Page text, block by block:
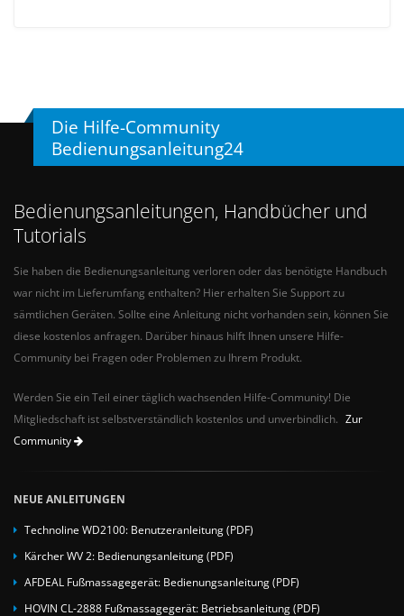
Die Hilfe-Community
Bedienungsanleitung24
Bedienungsanleitungen, Handbücher und
Tutorials
Sie haben die Bedienungsanleitung verloren oder das benötigte Handbuch
war nicht im Lieferumfang enthalten? Hier erhalten Sie Support zu
sämtlichen Geräten. Sollte eine Anleitung nicht vorhanden sein, können Sie
diese kostenlos anfragen. Darüber hinaus hilft Ihnen unsere Hilfe-
Community bei Fragen oder Problemen zu Ihrem Produkt.
Werden Sie ein Teil einer täglich wachsenden Hilfe-Community! Die
Mitgliedschaft ist selbstverständlich kostenlos und unverbindlich. Zur
Community
NEUE ANLEITUNGEN
Technoline WD2100: Benutzeranleitung (PDF)
Kärcher WV 2: Bedienungsanleitung (PDF)
AFDEAL Fußmassagegerät: Bedienungsanleitung (PDF)
HOVIN CL-2888 Fußmassagegerät: Betriebsanleitung (PDF)